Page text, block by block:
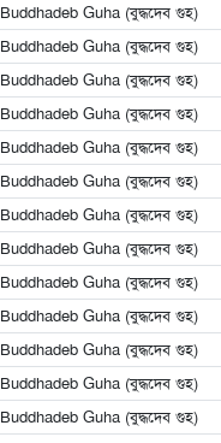
Buddhadeb Guha (বুদ্ধদেব গুহ)
Buddhadeb Guha (বুদ্ধদেব গুহ)
Buddhadeb Guha (বুদ্ধদেব গুহ)
Buddhadeb Guha (বুদ্ধদেব গুহ)
Buddhadeb Guha (বুদ্ধদেব গুহ)
Buddhadeb Guha (বুদ্ধদেব গুহ)
Buddhadeb Guha (বুদ্ধদেব গুহ)
Buddhadeb Guha (বুদ্ধদেব গুহ)
Buddhadeb Guha (বুদ্ধদেব গুহ)
Buddhadeb Guha (বুদ্ধদেব গুহ)
Buddhadeb Guha (বুদ্ধদেব গুহ)
Buddhadeb Guha (বুদ্ধদেব গুহ)
Buddhadeb Guha (বুদ্ধদেব গুহ)